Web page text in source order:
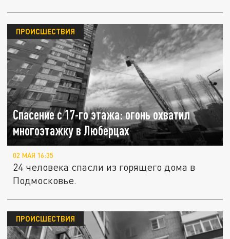
Спасение с 17-го этажа: огонь охватил
многоэтажку в Люберцах
ПРОИСШЕСТВИЯ
02 МАЯ 16:35
24 человека спасли из горящего дома в
Подмосковье.
ПРОИСШЕСТВИЯ